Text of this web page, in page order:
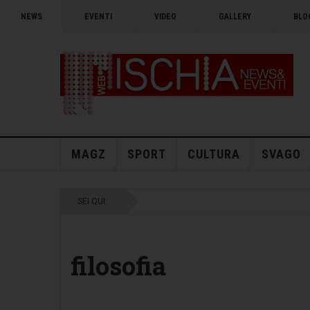
NEWS EVENTI VIDEO GALLERY
MAGZ SPORT CULTURA SVAGO
SEI QUI:
filosofia